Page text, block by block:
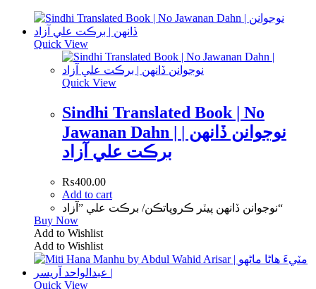
Quick View
Quick View
Sindhi Translated Book | No
Jawanan Dahn | نوجوانن ڏانهن |
برڪت علي آزاد
₨400.00
Add to cart
نوجوانن ڏانهن پيٽر ڪروپاتڪن/ برڪت علي ”آزاد“
Buy Now
Add to Wishlist
Add to Wishlist
Quick View